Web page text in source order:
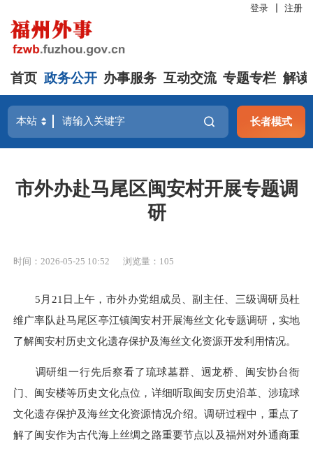
登录 注册
首页 政务公开 办事服务 互动交流 专题专栏 解读
长者模式
市外办赴马尾区闽安村开展专题调
研
时间：2026-05-25 10:52 浏览量：105
5月21日上午，市外办党组成员、副主任、三级调研员杜
维广率队赴马尾区亭江镇闽安村开展海丝文化专题调研，实地
了解闽安村历史文化遗存保护及海丝文化资源开发利用情况。
调研组一行先后察看了琉球墓群、迥龙桥、闽安协台衙
门、闽安楼等历史文化点位，详细听取闽安历史沿革、涉琉球
文化遗存保护及海丝文化资源情况介绍。调研过程中，重点了
解了闽安作为古代海上丝绸之路重要节点以及福州对外通商重